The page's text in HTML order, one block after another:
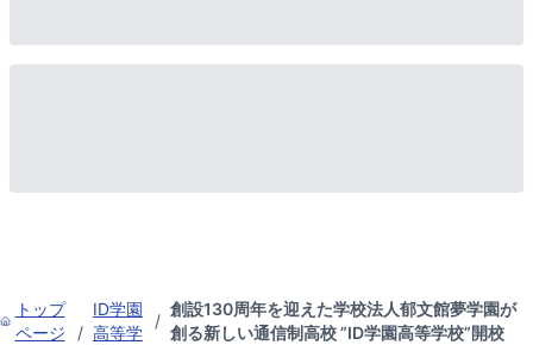
トップ
ページ
/
ID学園
高等学
/
創設130周年を迎えた学校法人郁文館夢学園が
創る新しい通信制高校 ”ID学園高等学校”開校